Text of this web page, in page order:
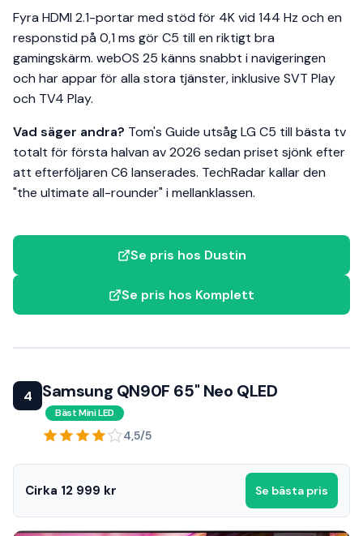
Fyra HDMI 2.1-portar med stöd för 4K vid 144 Hz och en
responstid på 0,1 ms gör C5 till en riktigt bra
gamingskärm. webOS 25 känns snabbt i navigeringen
och har appar för alla stora tjänster, inklusive SVT Play
och TV4 Play.
Vad säger andra? Tom's Guide utsåg LG C5 till bästa tv
totalt för första halvan av 2026 sedan priset sjönk efter
att efterföljaren C6 lanserades. TechRadar kallar den
"the ultimate all-rounder" i mellanklassen.
Se pris hos Dustin
Se pris hos Komplett
4 Samsung QN90F 65" Neo QLED
Bäst Mini LED
4,5/5
Cirka 12 999 kr Se bästa pris